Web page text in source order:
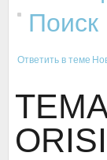
Поиск
Ответить в теме